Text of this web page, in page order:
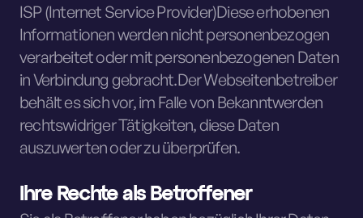
ISP (Internet Service Provider)Diese erhobenen
Informationen werden nicht personenbezogen
verarbeitet oder mit personenbezogenen Daten
in Verbindung gebracht.Der Webseitenbetreiber
behält es sich vor, im Falle von Bekanntwerden
rechtswidriger Tätigkeiten, diese Daten
auszuwerten oder zu überprüfen.
Ihre Rechte als Betroffener